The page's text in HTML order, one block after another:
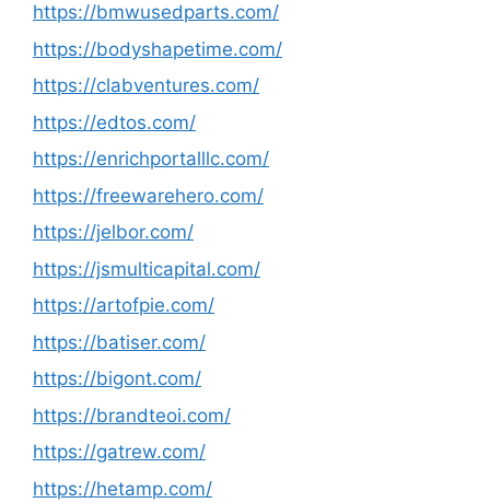
https://bmwusedparts.com/
https://bodyshapetime.com/
https://clabventures.com/
https://edtos.com/
https://enrichportalllc.com/
https://freewarehero.com/
https://jelbor.com/
https://jsmulticapital.com/
https://artofpie.com/
https://batiser.com/
https://bigont.com/
https://brandteoi.com/
https://gatrew.com/
https://hetamp.com/